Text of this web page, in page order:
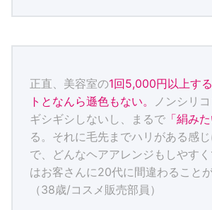
正直、美容室の1回5,000円以上す
トとなんら遜色もない。
ノンシリ
ギシギシしないし、まるで 「絹み
る。それに毛先までハリがある感
で、どんなヘアアレンジもしやす
はお客さんに20代に間違わること
（38歳/コスメ販売部員）